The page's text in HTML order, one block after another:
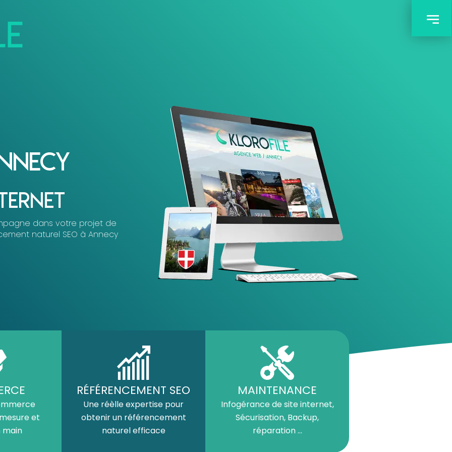
dans votre projet de
naturel SEO à Annecy
et
main
RÉFÉRENCEMENT SEO
Une réèlle expertise pour
obtenir un référencement
naturel efficace
MAINTENANCE
Infogérance de site internet,
Sécurisation, Backup,
réparation ...